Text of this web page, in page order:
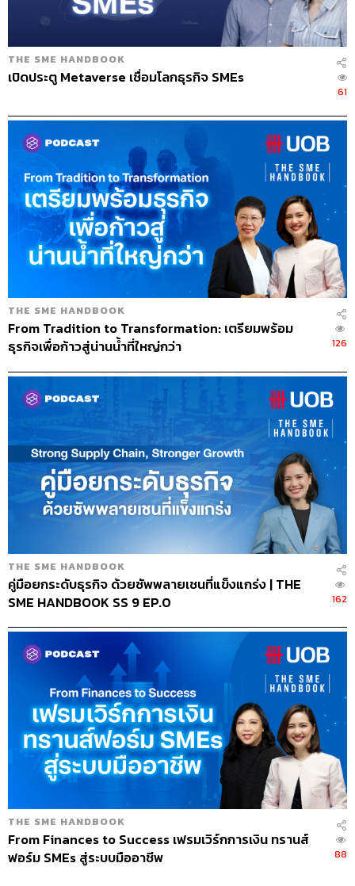
สิ่งที่เปลี่ยนไปคือเจ๊แมวไม่ได้เป็นแค่ลูกหนี้ของซัพพลายเออร์
อีกต่อไป แต่กลายเป็นเจ้าหนี้ของลูกค้าด้วย จุดนี้เองที่ความ
อยู่ตรงกลางระหว่างสองขั้ว คือฝั่งที่เราต้องจ่าย กับฝั่งที่เรา
ต้องรอรับเงิน ถ้าเครดิตสองฝั่งไม่สัมพันธ์กัน เช่น ซัพพลายเอ
อร์ให้เครดิตแค่ 7 วัน แต่ลูกค้าใช้เวลา 30 วันกว่าจะจ่าย
เท่ากับว่าเจ๊แมวต้องแบกรับช่วงเวลาที่เงินจมหายไปร่วม 3
สัปดาห์เต็ม
ตรงนี้นักการเงินจะเรียกกันว่า ‘วงจรเงินสด’ ซึ่งเป็นการวัดว่า
ตั้งแต่เงินสดออกจากมือเราไปซื้อของ ใช้เวลานานแค่ไหน
กว่าจะไหลกลับเข้ามาอีกครั้ง ยิ่งวงจรยาวเท่าไรก็ยิ่งต้องใช้
เงินทุนหมุนเวียนมากเท่านั้น
แต่การวางแผนไม่ได้หมายความว่าเจ๊แมวต้องเป็นฝ่ายแบก
ทุกอย่างคนเดียว ในโลกของซัพพลายเชนที่ดี เราควรต้อง
ออกแบบความสัมพันธ์ทางการเงินกับคู่ค้าทั้งสองฝั่งให้สมดุล
กันได้ เช่น การเจรจาขอเครดิตที่ยืดหยุ่นกับซัพพลายเออร์
พร้อมกับการตั้งเงื่อนไขการเก็บเงินจากลูกค้าให้เหมาะสม
เช่น บางรายจ่ายปลายเดือน บางรายจ่ายก่อนจัดส่ง ก็จะช่วย
เฉลี่ยกระแสเงินสดให้ไหลเข้าออกอย่างต่อเนื่อง
จุดเปลี่ยนทางการเงิน: เมื่อไม่ได้เป็นแค่
ลูกหนี้ แต่กลายเป็นเจ้าหนี้ของลูกค้า
ด้วย
จากธุรกิจเงินสดวันต่อวัน เจ๊แมว 2.0 เริ่มมีวงจรเงินสดของตัว
เอง ต้องคอยบริหารว่าเงินเข้าช้าแค่ไหน เงินออกเร็วแค่ไหน
ซึ่งถ้าบริหารไม่ดี ก็อาจถึงจุดที่ชักหน้าไม่ถึงหลังได้ง่ายๆ
ไม่ใช่เพราะธุรกิจไม่ดี แต่เพราะสภาพคล่องไม่พอ ในตอนนี้
เจ๊แมวอาจจะต้องมองหาถังออกซิเจนสำรอง เช่น แหล่งเงิน
ทุนจากภายนอก ไม่ว่าจะเป็นธนาคารพาณิชย์หรือผู้ให้
บริการทางการเงินอื่นๆ ซึ่งแน่นอนว่ามาพร้อมต้นทุน เช่น
ดอกเบี้ย และความคาดหวังว่าจะสามารถจ่ายคืนได้ตาม
กำหนด
อย่างไรก็ตาม การหาเงินกู้ไม่ใช่แค่เพื่อแก้ปัญหาสภาพคล่อง
ระยะสั้น แต่บางครั้งเป็นเพราะอยากขยายกิจการ เช่น เปิด
ครัวใหม่ เปิดสาขาใหม่ หรือกระจายสินค้าให้เข้าถึงลูกค้าได้
มากขึ้น นั่นก็ถือเป็นการลงทุนในซัพพลายเชนเช่นกัน เพราะ
มันช่วยลดระยะทางระหว่างธุรกิจกับลูกค้า เพิ่มโอกาสทาง
THE SME HANDBOOK
เปิดประตู Metaverse เชื่อมโลกธุรกิจ SMEs
61
THE SME HANDBOOK
From Tradition to Transformation: เตรียมพร้อม
ธุรกิจเพื่อก้าวสู่น่านน้ำที่ใหญ่กว่า
126
THE SME HANDBOOK
คู่มือยกระดับธุรกิจ ด้วยซัพพลายเชนที่แข็งแกร่ง | THE
SME HANDBOOK SS 9 EP.0
162
THE SME HANDBOOK
From Finances to Success เฟรมเวิร์กการเงิน ทรานส์
ฟอร์ม SMEs สู่ระบบมืออาชีพ
88